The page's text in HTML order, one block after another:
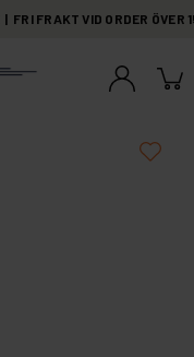
FRI FRAKT VID ORDER